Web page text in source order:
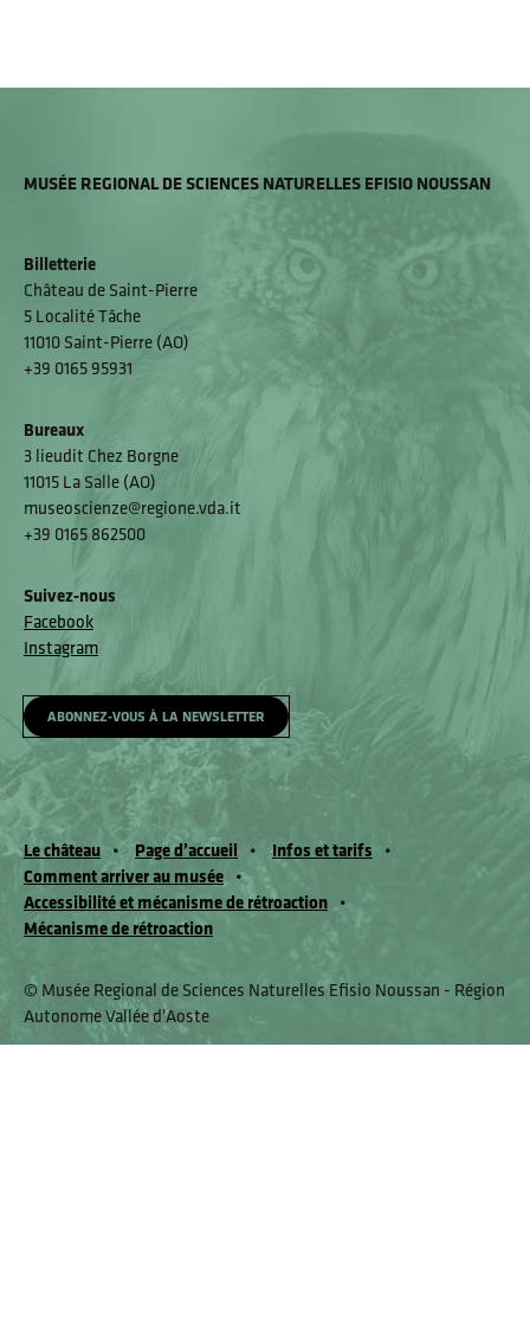
MUSÉE REGIONAL DE SCIENCES NATURELLES EFISIO NOUSSAN
Billetterie
Château de Saint-Pierre
5 Localité Tâche
11010 Saint-Pierre (AO)
+39 0165 95931
Bureaux
3 lieudit Chez Borgne
11015 La Salle (AO)
museoscienze@regione.vda.it
+39 0165 862500
Suivez-nous
Facebook
Instagram
ABONNEZ-VOUS À LA NEWSLETTER
Le château Page d’accueil
Infos et tarifs
Comment arriver au musée
Accessibilité et mécanisme de rétroaction
Mécanisme de rétroaction
© Musée Regional de Sciences Naturelles Efisio Noussan - Région
Autonome Vallée d'Aoste